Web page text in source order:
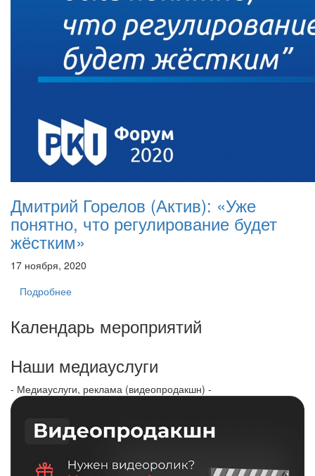
Дмитрий Горелов (Актив): «Уже
понятно, что регулирование будет
жёстким»
17 ноября, 2020
Подробнее
Календарь мероприятий
Наши медиауслуги
- Медиауслуги, реклама (видеопродакшн) -